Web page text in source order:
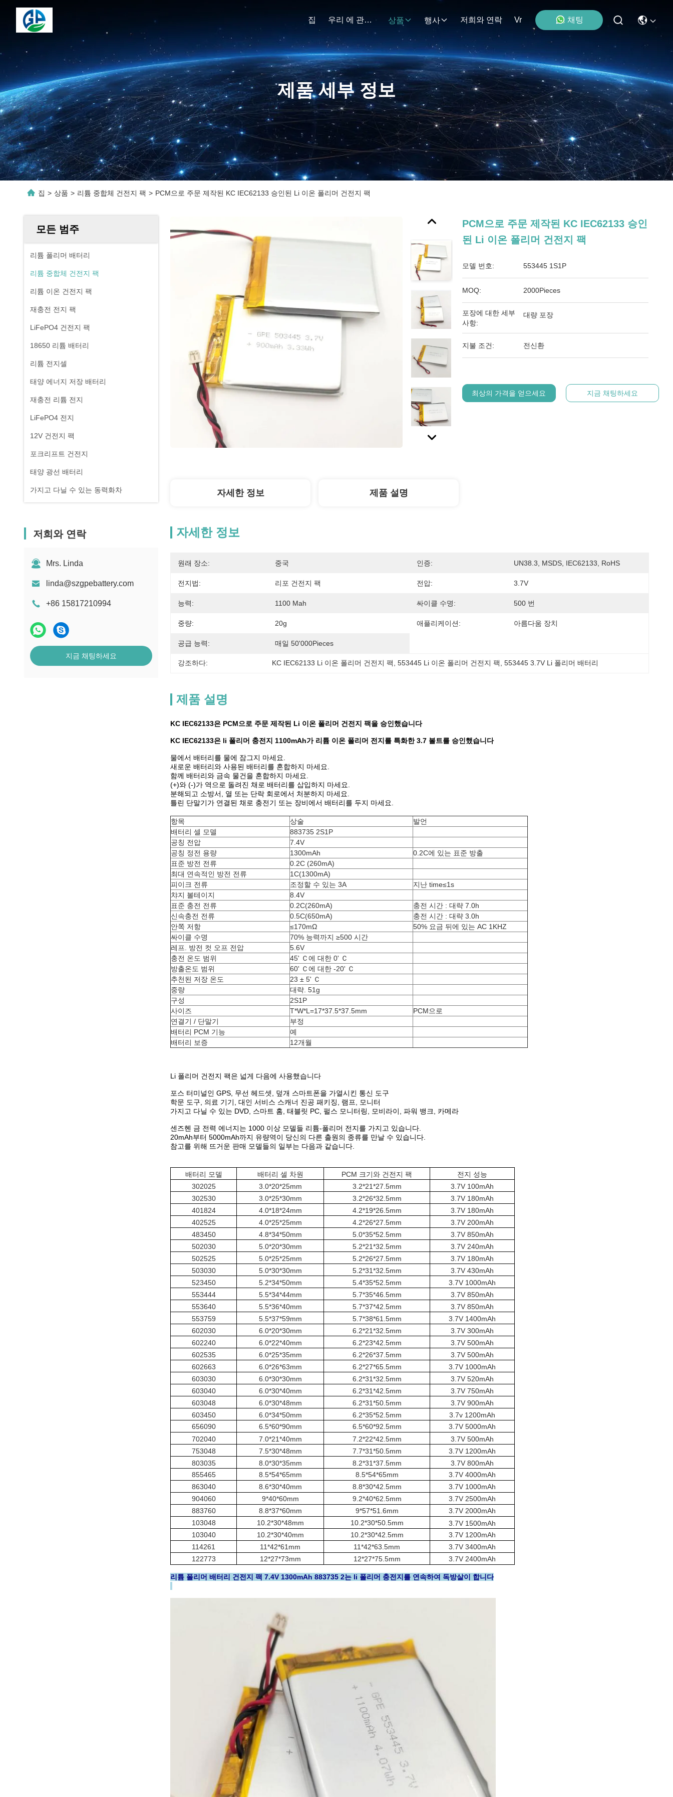
집 우리 에 관한 것 상품 행사 저희와 연락 Vr 채팅
제품 세부 정보
집 > 상품 > 리튬 중합체 건전지 팩 > PCM으로 주문 제작된 KC IEC62133 승인된 Li 이온 폴리머 건전지 팩
모든 범주
리튬 폴리머 배터리
리튬 중합체 건전지 팩
리튬 이온 건전지 팩
재충전 전지 팩
LiFePO4 건전지 팩
18650 리튬 배터리
리튬 전지셀
태양 에너지 저장 배터리
재충전 리튬 전지
LiFePO4 전지
12V 건전지 팩
포크리프트 건전지
태양 광선 배터리
가지고 다닐 수 있는 동력화차
저희와 연락
Mrs. Linda
linda@szgpebattery.com
+86 15817210994
지금 채팅하세요
PCM으로 주문 제작된 KC IEC62133 승인
된 Li 이온 폴리머 건전지 팩
모델 번호: 553445 1S1P
MOQ: 2000Pieces
포장에 대한 세부
사항:
대량 포장
지불 조건: 전신환
최상의 가격을 얻으세요 지금 채팅하세요
자세한 정보 제품 설명
자세한 정보
원래 장소: 중국 인증: UN38.3, MSDS, IEC62133, RoHS
전지법: 리포 건전지 팩 전압: 3.7V
능력: 1100 Mah 싸이클 수명: 500 번
중량: 20g 애플리케이션: 아름다움 장치
공급 능력: 매일 50'000Pieces
강조하다: KC IEC62133 Li 이온 폴리머 건전지 팩 , 553445 Li 이온 폴리머 건전지 팩 , 553445 3.7V Li 폴리머 배터리
제품 설명
KC IEC62133은 PCM으로 주문 제작된 Li 이온 폴리머 건전지 팩을 승인했습니다
KC IEC62133은 li 폴리머 충전지 1100mAh가 리튬 이온 폴리머 전지를 특화한 3.7 볼트를 승인했습니다
물에서 배터리를 물에 잠그지 마세요.
새로운 배터리와 사용된 배터리를 혼합하지 마세요.
함께 배터리와 금속 물건을 혼합하지 마세요.
(+)와 (-)가 역으로 돌려진 채로 배터리를 삽입하지 마세요.
분해되고 소방서, 열 또는 단락 회로에서 처분하지 마세요.
틀린 단말기가 연결된 채로 충전기 또는 장비에서 배터리를 두지 마세요.
항목 상술
발언
배터리 셀 모델
883735 2S1P
공칭 전압
7.4V
공칭 정전 용량
1300mAh
0.2C에 있는 표준 방출
표준 방전 전류
0.2C (260mA)
최대 연속적인 방전 전류
1C(1300mA)
피이크 전류
조정할 수 있는 3A
지난 time≤1s
챠지 볼테이지
8.4V
표준 충전 전류
0.2C(260mA)
충전 시간 : 대략 7.0h
신속충전 전류
0.5C(650mA)
충전 시간 : 대략 3.0h
안쪽 저항
≤170mΩ
50% 요금 뒤에 있는 AC 1KHZ
싸이클 수명
70% 능력까지 ≥500 시간
레프. 방전 컷 오프 전압
5.6V
충전 온도 범위
45' Ｃ에 대한 0' Ｃ
방출온도 범위
60' Ｃ에 대한 -20' Ｃ
추천된 저장 온도
23 ± 5' Ｃ
중량
대략. 51g
구성
2S1P
사이즈
T*W*L=17*37.5*37.5mm
PCM으로
연결기 / 단말기
부정
배터리 PCM 기능
예
배터리 보증
12개월
Li 폴리머 건전지 팩은 넓게 다음에 사용했습니다
포스 터미널인 GPS, 무선 헤드셋, 덮개 스마트폰을 가열시킨 통신 도구
학문 도구, 의료 기기, 대인 서비스 스캐너 진공 패키징, 램프, 모니터
가지고 다닐 수 있는 DVD, 스마트 홈, 태블릿 PC, 펄스 모니터링, 모비라이, 파워 뱅크, 카메라
센즈헨 금 전력 에너지는 1000 이상 모델들 리튬-폴리머 전지를 가지고 있습니다.
20mAh부터 5000mAh까지 유량역이 당신의 다른 출원의 종류를 만날 수 있습니다.
참고를 위해 뜨거운 판매 모델들의 일부는 다음과 같습니다.
배터리 모델 배터리 셀 차원 PCM 크기와 건전지 팩
전지 성능
302025
3.0*20*25mm 3.2*21*27.5mm
3.7V 100mAh
302530
3.0*25*30mm 3.2*26*32.5mm
3.7V 180mAh
401824
4.0*18*24mm 4.2*19*26.5mm
3.7V 180mAh
402525
4.0*25*25mm 4.2*26*27.5mm
3.7V 200mAh
483450
4.8*34*50mm 5.0*35*52.5mm
3.7V 850mAh
502030
5.0*20*30mm 5.2*21*32.5mm
3.7V 240mAh
502525
5.0*25*25mm 5.2*26*27.5mm
3.7V 180mAh
503030
5.0*30*30mm 5.2*31*32.5mm
3.7V 430mAh
523450
5.2*34*50mm 5.4*35*52.5mm
3.7V 1000mAh
553444
5.5*34*44mm 5.7*35*46.5mm
3.7V 850mAh
553640
5.5*36*40mm 5.7*37*42.5mm
3.7V 850mAh
553759
5.5*37*59mm 5.7*38*61.5mm
3.7V 1400mAh
602030
6.0*20*30mm 6.2*21*32.5mm
3.7V 300mAh
602240
6.0*22*40mm 6.2*23*42.5mm
3.7V 500mAh
602535
6.0*25*35mm 6.2*26*37.5mm
3.7V 500mAh
602663
6.0*26*63mm 6.2*27*65.5mm
3.7V 1000mAh
603030
6.0*30*30mm 6.2*31*32.5mm
3.7V 520mAh
603040
6.0*30*40mm 6.2*31*42.5mm
3.7V 750mAh
603048
6.0*30*48mm 6.2*31*50.5mm
3.7V 900mAh
603450
6.0*34*50mm 6.2*35*52.5mm
3.7v 1200mAh
656090
6.5*60*90mm 6.5*60*92.5mm
3.7V 5000mAh
702040
7.0*21*40mm 7.2*22*42.5mm
3.7V 500mAh
753048
7.5*30*48mm 7.7*31*50.5mm
3.7V 1200mAh
803035
8.0*30*35mm 8.2*31*37.5mm
3.7V 800mAh
855465
8.5*54*65mm 8.5*54*65mm
3.7V 4000mAh
863040
8.6*30*40mm 8.8*30*42.5mm
3.7V 1000mAh
904060
9*40*60mm 9.2*40*62.5mm
3.7V 2500mAh
883760
8.8*37*60mm 9*57*51.6mm
3.7V 2000mAh
103048
10.2*30*48mm 10.2*30*50.5mm
3.7V 1500mAh
103040
10.2*30*40mm 10.2*30*42.5mm
3.7V 1200mAh
114261
11*42*61mm 11*42*63.5mm
3.7V 3400mAh
122773
12*27*73mm 12*27*75.5mm 3.7V 2400mAh
리튬 폴리머 배터리 건전지 팩 7.4V 1300mAh 883735 2는 li 폴리머 충전지를 연속하여 독방살이 합니다